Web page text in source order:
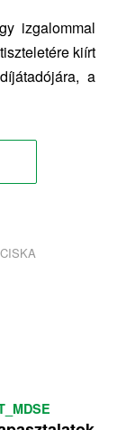
izgalommal
kiírt
a